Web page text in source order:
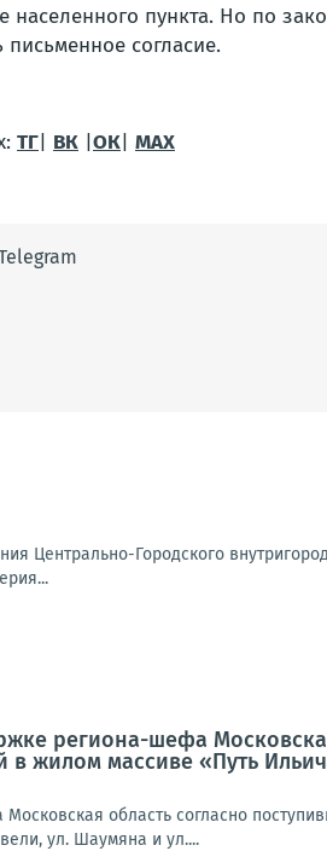
населенного пункта. Но по
письменное согласие.
ТГ ВК ОК МАХ
Центрально-Городского
региона-шефа
жилом массиве «Путь
область согласно
ул. Шаумяна и ул....